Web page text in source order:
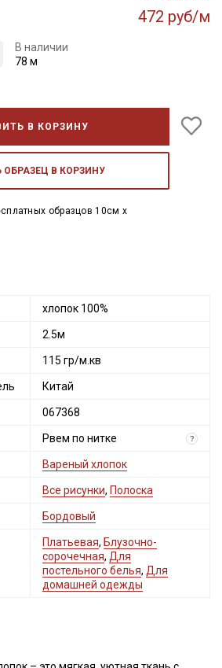
472 руб/м
В наличии
78 м
В КОРЗИНУ
В КОРЗИНУ
образцов 10см x
хлопок 100%
2.5м
115 гр/м.кв
Китай
067368
Рвем по нитке ?
Вареный хлопок
Все рисунки, Полоска
Бордовый
Платьевая, Блузочно-
сорочечная, Для
постельного белья, Для
домашней одежды